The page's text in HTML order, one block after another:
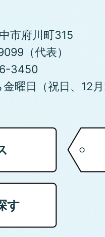
市府川町315
（代表）
3450
曜日（祝日、12
す